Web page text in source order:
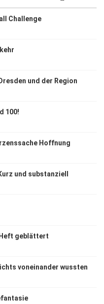
Challenge
und der Region
100!
Hoffnung
und substanziell
Heft geblättert
voneinander wussten